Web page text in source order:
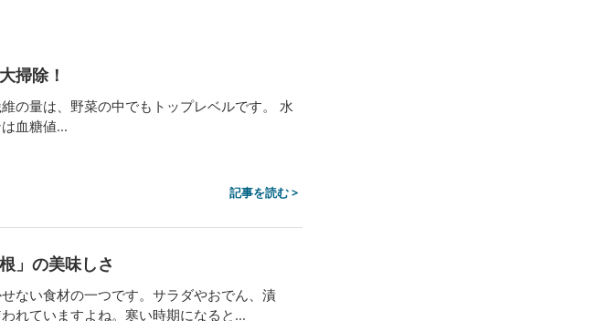
掃除！
の量は、野菜の中でもトップレベルです。 水
血糖値...
記事を読む >
」の美味しさ
ない食材の一つです。サラダやおでん、漬
れていますよね。寒い時期になると...